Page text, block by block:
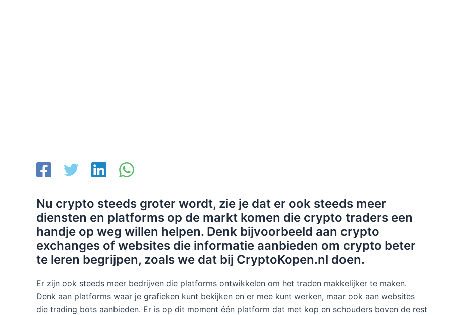
Nu crypto steeds groter wordt, zie je dat er ook steeds meer
diensten en platforms op de markt komen die crypto traders een
handje op weg willen helpen. Denk bijvoorbeeld aan crypto
exchanges of websites die informatie aanbieden om crypto beter
te leren begrijpen, zoals we dat bij CryptoKopen.nl doen.
Er zijn ook steeds meer bedrijven die platforms ontwikkelen om het traden makkelijker te maken.
Denk aan platforms waar je grafieken kunt bekijken en er mee kunt werken, maar ook aan websites
die trading bots aanbieden. Er is op dit moment één platform dat met kop en schouders boven de rest